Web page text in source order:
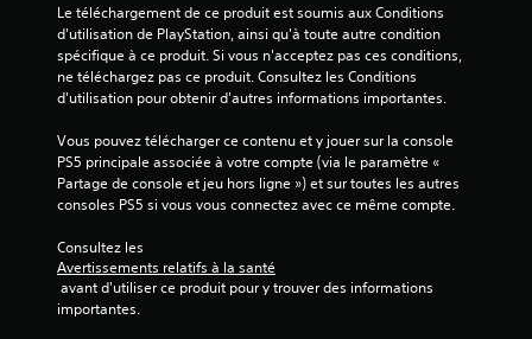
2
v
i
)
Le téléchargement de ce produit est soumis aux Conditions
d'utilisation de PlayStation, ainsi qu'à toute autre condition
spécifique à ce produit. Si vous n'acceptez pas ces conditions,
ne téléchargez pas ce produit. Consultez les Conditions
d'utilisation pour obtenir d'autres informations importantes.
Vous pouvez télécharger ce contenu et y jouer sur la console
PS5 principale associée à votre compte (via le paramètre «
Partage de console et jeu hors ligne ») et sur toutes les autres
consoles PS5 si vous vous connectez avec ce même compte.
Consultez les
Avertissements relatifs à la santé
importantes.